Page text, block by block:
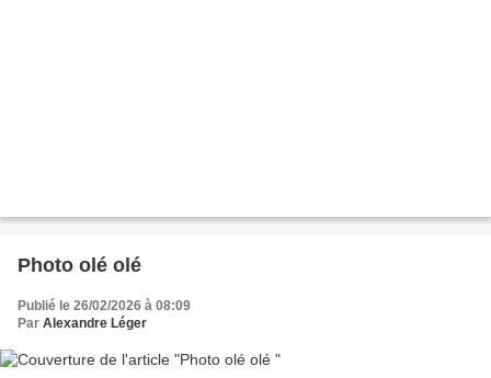
Photo olé olé
Publié le 26/02/2026 à 08:09
Par Alexandre Léger